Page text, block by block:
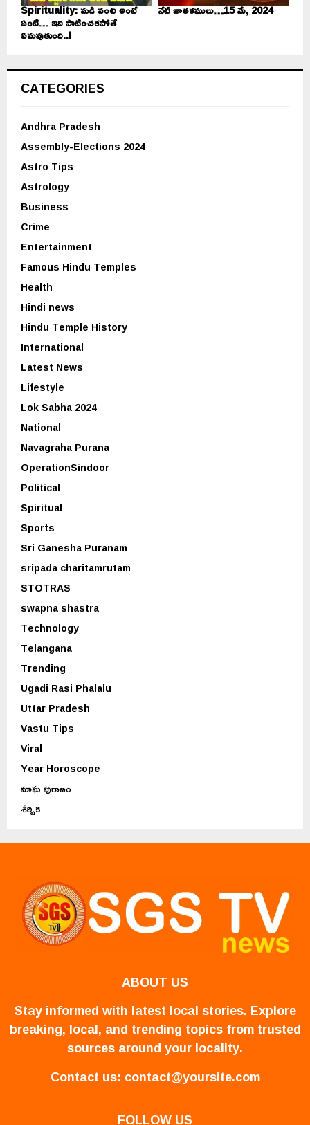
Spirituality: మడి వంట అంటే
ఏంటి… ఇది పాటించకపోతే
ఏమవుతుంది..!
నేటి జాతకములు…15 మే, 2024
CATEGORIES
Andhra Pradesh
Assembly-Elections 2024
Astro Tips
Astrology
Business
Crime
Entertainment
Famous Hindu Temples
Health
Hindi news
Hindu Temple History
International
Latest News
Lifestyle
Lok Sabha 2024
National
Navagraha Purana
OperationSindoor
Political
Spiritual
Sports
Sri Ganesha Puranam
sripada charitamrutam
STOTRAS
swapna shastra
Technology
Telangana
Trending
Ugadi Rasi Phalalu
Uttar Pradesh
Vastu Tips
Viral
Year Horoscope
మాఘ పురాణం
శీర్షిక
ABOUT US
Stay informed with latest local stories. Explore
breaking, local, and trending topics from trusted
sources around your locality.
Contact us: contact@yoursite.com
FOLLOW US